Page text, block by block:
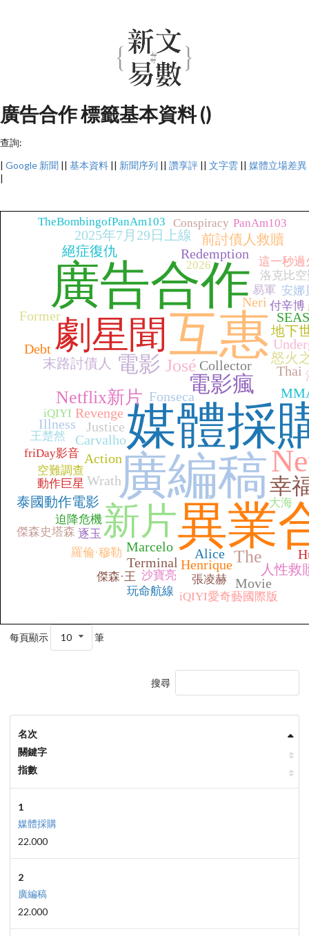
廣告合作 標籤基本資料 ()
查詢:
| Google 新聞 || 基本資料 || 新聞序列 || 讚享評 || 文字雲 || 媒體立場差異
|
媒體採
廣編稿
異業
互惠
廣告合作
新片
劇星聞
電影瘋
電影
幸
The
Netflix新片
José Collector
Wrath
Action
怒火
Carvalho
Alice
Fonseca
Henrique
Neri
Marcelo
Revenge
Redemption
末路討債人
Terminal
Thai
人性救
Movie
Justice
地下
Former
絕症復仇
2025年7月29日上線
泰國動作電影
Illness
Debt
前討債人救贖
iQIYI
friDay影音
iQIYI愛奇藝國際版
付辛博
易軍
張凌赫
Conspiracy
沙寶亮
洛克比
空難調查
2026
TheBombingofPanAm103
王楚然
玩命航線
安娜
羅倫·穆勒
迫降危機
大海
動作巨星
這一秒過
逐玉
傑森·王
傑森史塔森
PanAm103
每頁顯示 10 筆
搜尋
名次
關鍵字
指數
1
媒體採購
22.000
2
廣編稿
22.000